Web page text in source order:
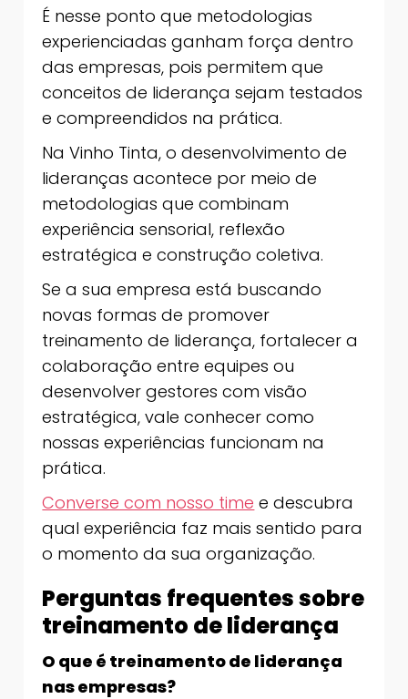
É nesse ponto que metodologias
experienciadas ganham força dentro
das empresas, pois permitem que
conceitos de liderança sejam testados
e compreendidos na prática.
Na Vinho Tinta, o desenvolvimento de
lideranças acontece por meio de
metodologias que combinam
experiência sensorial, reflexão
estratégica e construção coletiva.
Se a sua empresa está buscando
novas formas de promover
treinamento de liderança, fortalecer a
colaboração entre equipes ou
desenvolver gestores com visão
estratégica, vale conhecer como
nossas experiências funcionam na
prática.
Converse com nosso time e descubra
qual experiência faz mais sentido para
o momento da sua organização.
Perguntas frequentes sobre
treinamento de liderança
O que é treinamento de liderança
nas empresas?